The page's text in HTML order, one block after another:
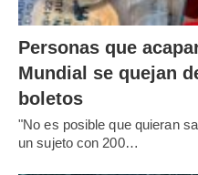
Personas que
Mundial se quejan
boletos
"No es posible que quieran
un sujeto con 200…